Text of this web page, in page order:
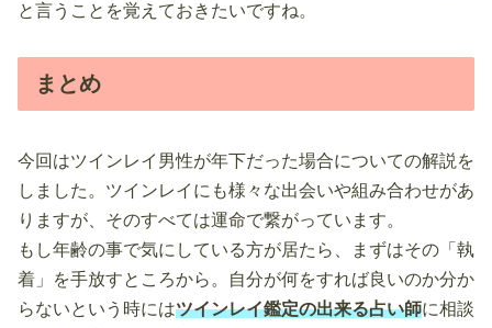
と言うことを覚えておきたいですね。
まとめ
今回はツインレイ男性が年下だった場合についての解説を
しました。ツインレイにも様々な出会いや組み合わせがあ
りますが、そのすべては運命で繋がっています。
もし年齢の事で気にしている方が居たら、まずはその「執
着」を手放すところから。自分が何をすれば良いのか分か
らないという時にはツインレイ鑑定の出来る占い師に相談